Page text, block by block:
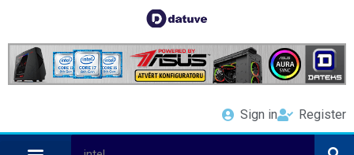
Sign in Register